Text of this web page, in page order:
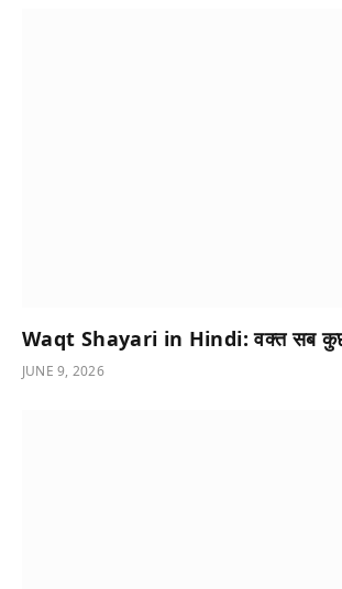
Waqt Shayari in Hindi: वक्त सब कुछ
JUNE 9, 2026